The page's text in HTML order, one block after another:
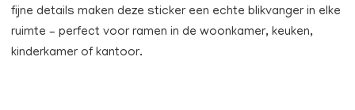
fijne details maken deze sticker een echte blikvanger in elke
ruimte – perfect voor ramen in de woonkamer, keuken,
kinderkamer of kantoor.